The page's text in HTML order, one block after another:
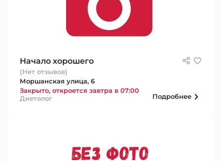
Начало хорошего
(Нет отзывов)
Моршанская улица, 6
Закрыто, откроется завтра в 07:00
Диетолог
Подробнее